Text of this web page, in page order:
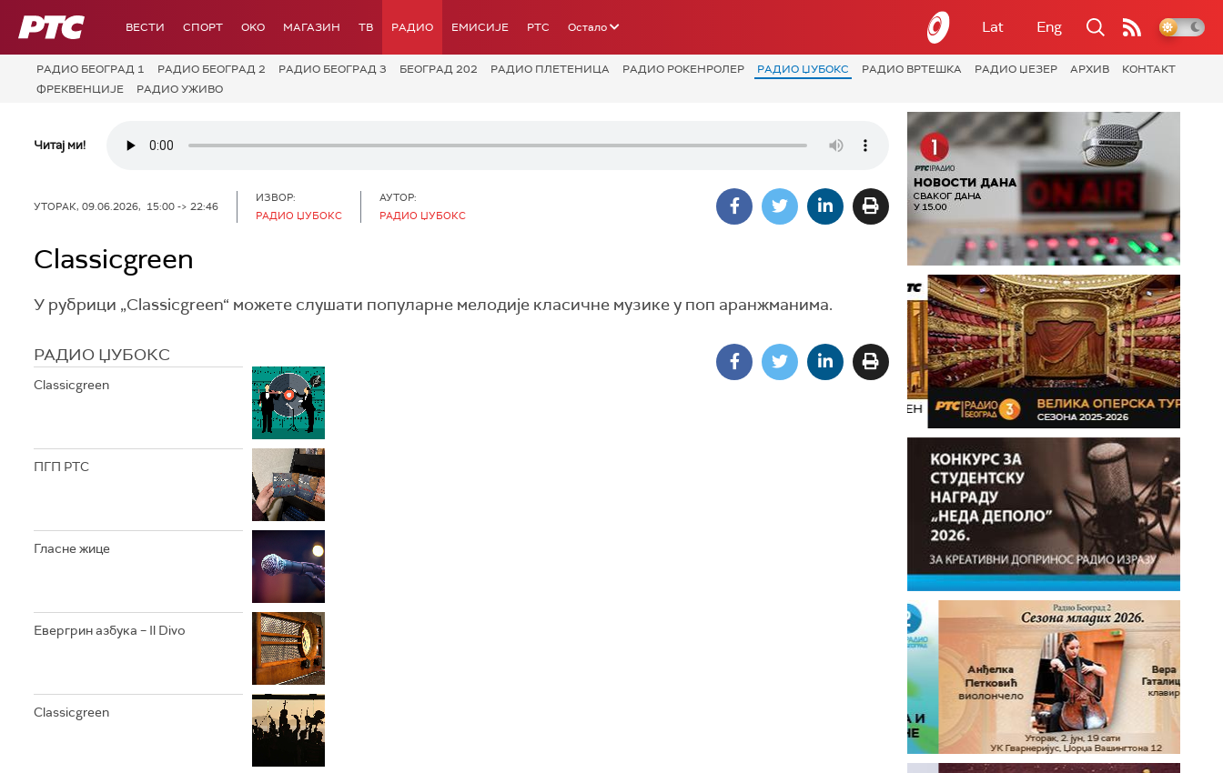
РТС ВЕСТИ СПОРТ OKO МАГАЗИН ТВ РАДИО ЕМИСИЈЕ РТС Остало Lat Eng
РАДИО БЕОГРАД 1 РАДИО БЕОГРАД 2 РАДИО БЕОГРАД 3 БЕОГРАД 202 РАДИО ПЛЕТЕНИЦА РАДИО РОКЕНРОЛЕР РАДИО ЏУБОКС РАДИО ВРТЕШКА РАДИО ЏЕЗЕР АРХИВ
КОНТАКТ
ФРЕКВЕНЦИЈЕ
РАДИО УЖИВО
Читај ми!
УТОРАК, 09.06.2026, 15:00 -> 22:46
ИЗВОР:
РАДИО ЏУБОКС
АУТОР:
РАДИО ЏУБОКС
Classicgreen
У рубрици „Classicgreen“ можете слушати популарне мелодије класичне музике у поп аранжманима.
РАДИО ЏУБОКС
Classicgreen
ПГП РТС
Гласне жице
Евергрин азбука – Il Divo
Classicgreen